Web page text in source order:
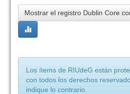
Mostrar el registro Dublin Core
Los ítems de RIUdeG están
con todos los derechos
indique lo contrario.